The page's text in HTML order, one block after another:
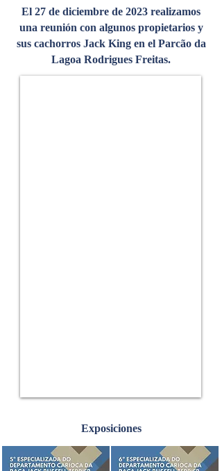
El 27 de diciembre de 2023 realizamos
una reunión con algunos propietarios y
sus cachorros Jack King en el Parcão da
Lagoa Rodrigues Freitas.
Exposiciones